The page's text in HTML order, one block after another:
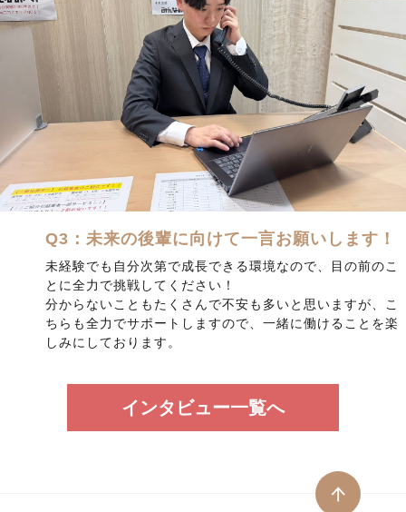
Q3：未来の後輩に向けて一言お願いします！
未経験でも自分次第で成長できる環境なので、目の前のこ
とに全力で挑戦してください！
分からないこともたくさんで不安も多いと思いますが、こ
ちらも全力でサポートしますので、一緒に働けることを楽
しみにしております。
インタビュー一覧へ